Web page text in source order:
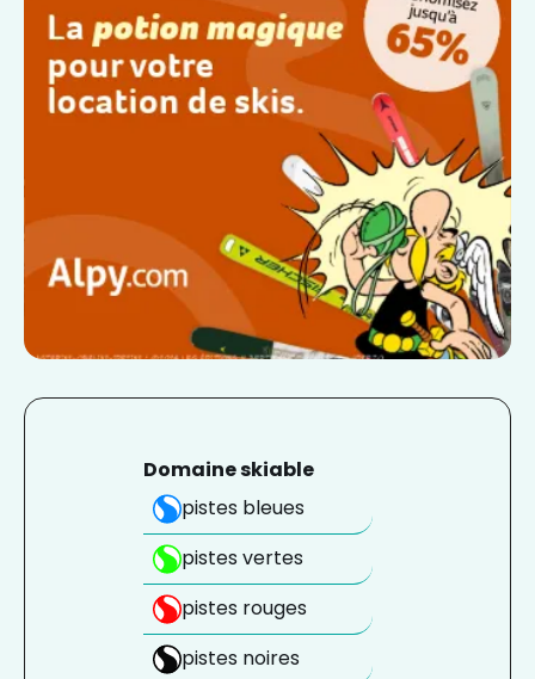
Domaine skiable
pistes bleues
pistes vertes
pistes rouges
pistes noires